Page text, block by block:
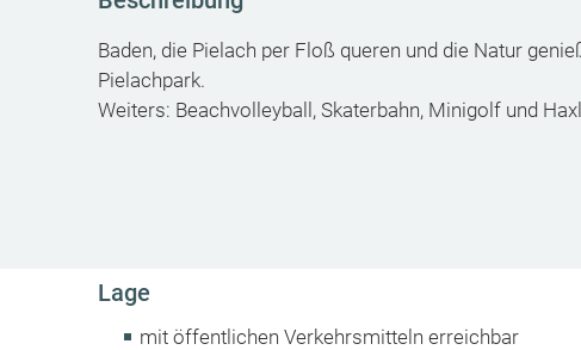
Baden, die Pielach per Floß queren und die Natur
Pielachpark.
Weiters: Beachvolleyball, Skaterbahn, Minigolf und
Lage
mit öffentlichen Verkehrsmitteln erreichbar